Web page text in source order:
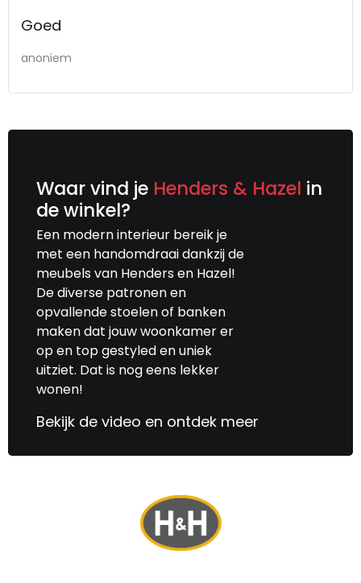
Goed
anoniem
Waar vind je Henders & Hazel in
de winkel?
Een modern interieur bereik je
met een handomdraai dankzij de
meubels van Henders en Hazel!
De diverse patronen en
opvallende stoelen of banken
maken dat jouw woonkamer er
op en top gestyled en uniek
uitziet. Dat is nog eens lekker
wonen!
Bekijk de video en ontdek meer